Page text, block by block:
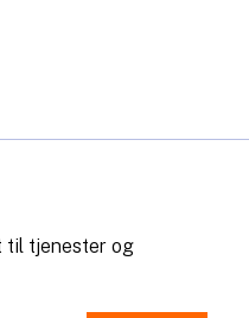
til tjenester og